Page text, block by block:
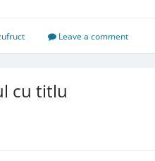
Leave a comment
cu titlu